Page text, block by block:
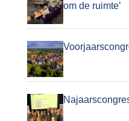
om de ruimte’